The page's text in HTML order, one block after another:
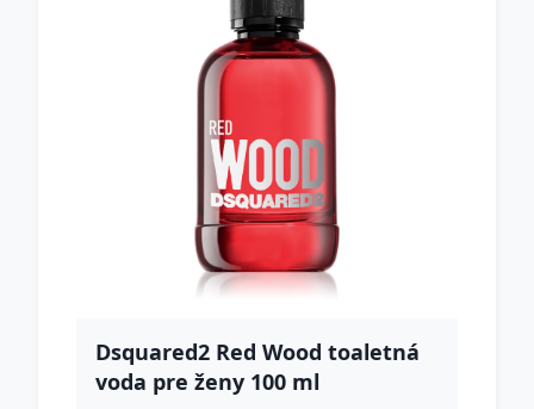
Dsquared2 Red Wood toaletná
voda pre ženy 100 ml